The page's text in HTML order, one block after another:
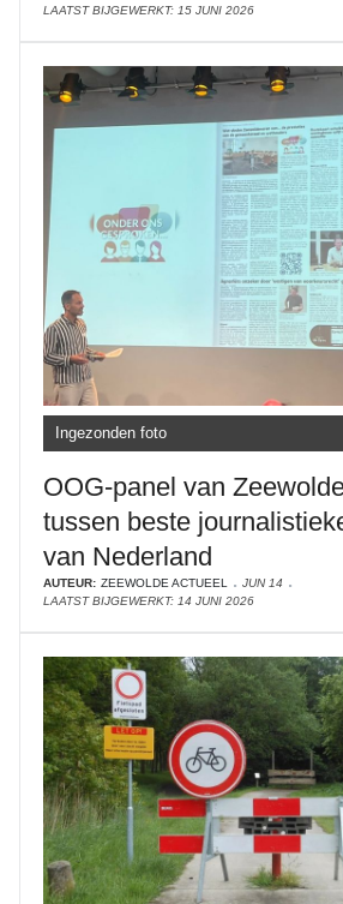
LAATST BIJGEWERKT: 15 JUNI 2026
Ingezonden foto
OOG-panel van
tussen beste
van Nederland
AUTEUR: ZEEWOLDE ACTUEEL
JUN 14
LAATST BIJGEWERKT: 14 JUNI 2026